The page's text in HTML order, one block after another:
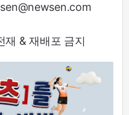
& 재배포 금지